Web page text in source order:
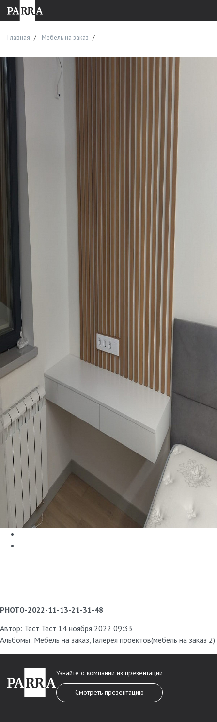
Главная Мебель на заказ
PHOTO-2022-11-13-21-31-48
Автор: Тест Тест 14 ноября 2022 09:33
Альбомы: Мебель на заказ, Галерея проектов(мебель на заказ 2)
Узнайте о компании из презентации
Смотреть презентацию